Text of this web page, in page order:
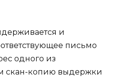
и
письмо
одного из
скан-копию выдержки